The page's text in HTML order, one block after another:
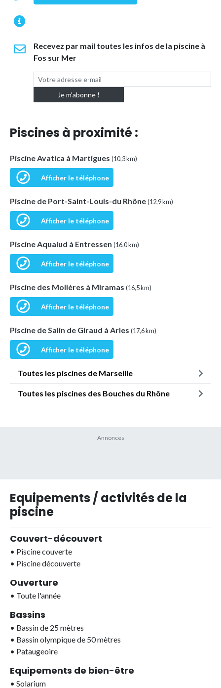
Recevez par mail toutes les infos de la piscine à
Fos sur Mer
Piscines à proximité :
Piscine Avatica à Martigues (10,3 km)
Afficher le téléphone
Piscine de Port-Saint-Louis-du Rhône(12,9 km)
Afficher le téléphone
Piscine Aqualud à Entressen (16,0 km)
Afficher le téléphone
Piscine des Molières à Miramas (16,5 km)
Afficher le téléphone
Piscine de Salin de Giraud à Arles (17,6 km)
Afficher le téléphone
Toutes les piscines de Marseille
Toutes les piscines des Bouches du Rhône
Equipements / activités de la
piscine
Couvert-découvert
• Piscine couverte
• Piscine découverte
Ouverture
• Toute l'année
Bassins
• Bassin de 25 mètres
• Bassin olympique de 50 mètres
• Pataugeoire
Equipements de bien-être
• Solarium